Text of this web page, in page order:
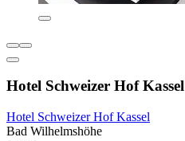
Hotel Schweizer Hof Kassel
Hotel Schweizer Hof Kassel
Bad Wilhelmshöhe